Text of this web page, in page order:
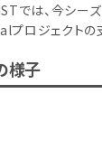
では、今シーズ
プロジェクトの
様子